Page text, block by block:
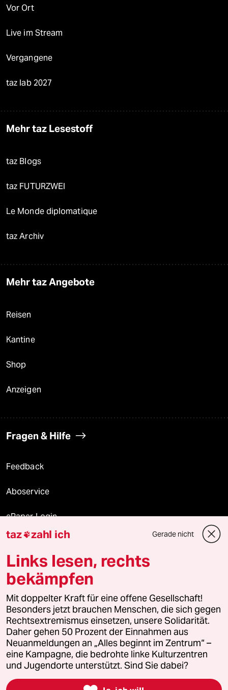
Vor Ort
Live im Stream
Vergangene
taz lab 2027
Mehr taz Lesestoff
taz Blogs
taz FUTURZWEI
Le Monde diplomatique
taz Archiv
Mehr taz Angebote
Reisen
Kantine
Shop
Anzeigen
Fragen & Hilfe
Feedback
Aboservice
ePaper Login
Downloads für Abonnierende
© 2026 taz Verlags und Vertriebs GmbH
Alle Rechte vorbehalten. Bei rechtlichen Fragen oder für Genehmigungen
wenden Sie sich bitte an
lizenzen@taz.de
Feedback Redaktionsstatut Kommune-Richtlinien
Leitlinie Informant Datenschutz Impressum AGB
Seitenwende Einwilligungen widerrufen (Ads)
taz zahl ich Gerade nicht
Links lesen, rechts
bekämpfen
Mit doppelter Kraft für eine offene Gesellschaft!
Besonders jetzt brauchen Menschen, die sich gegen
Rechtsextremismus einsetzen, unsere Solidarität.
Daher gehen 50 Prozent der Einnahmen aus
Neuanmeldungen an „Alles beginnt im Zentrum“ –
eine Kampagne, die bedrohte linke Kulturzentren
und Jugendorte unterstützt. Sind Sie dabei?